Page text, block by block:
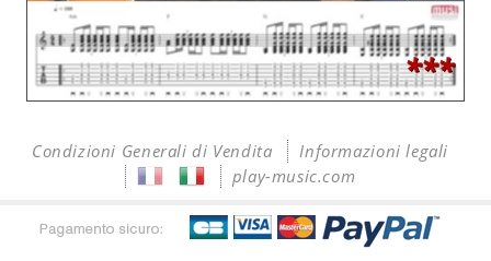
***
Condizioni Generali di Vendita
Informazioni legali
play-music.com